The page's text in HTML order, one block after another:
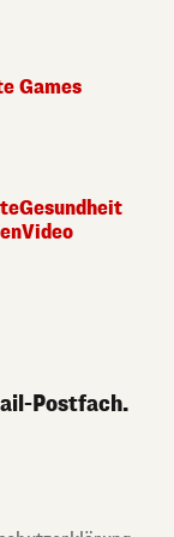
Games
Gesundheit
Video
Postfach.